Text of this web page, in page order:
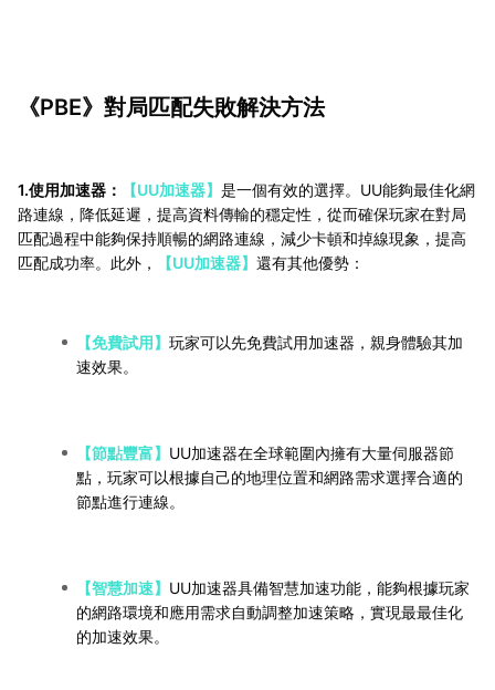
《PBE》對局匹配失敗解決方法
1.使用加速器： 【UU加速器】 是一個有效的選擇。UU能夠最佳化網
路連線，降低延遲，提高資料傳輸的穩定性，從而確保玩家在對局
匹配過程中能夠保持順暢的網路連線，減少卡頓和掉線現象，提高
匹配成功率。此外，
【UU加速器】 還有其他優勢：
【免費試用】 玩家可以先免費試用加速器，親身體驗其加
速效果。
【節點豐富】 UU加速器在全球範圍內擁有大量伺服器節
點，玩家可以根據自己的地理位置和網路需求選擇合適的
節點進行連線。
【智慧加速】 UU加速器具備智慧加速功能，能夠根據玩家
的網路環境和應用需求自動調整加速策略，實現最最佳化
的加速效果。